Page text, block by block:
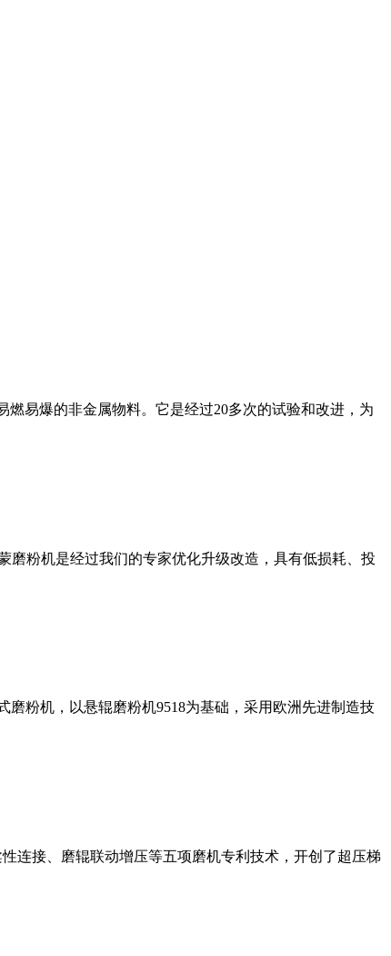
易爆的非金属物料。它是经过20多次的试验和改进，为
磨粉机是经过我们的专家优化升级改造，具有低损耗、投
粉机，以悬辊磨粉机9518为基础，采用欧洲先进制造技
连接、磨辊联动增压等五项磨机专利技术，开创了超压梯